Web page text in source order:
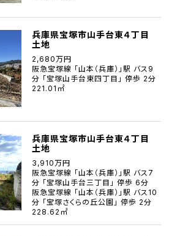
兵庫県宝塚市山手台東４丁目
土地
2,680万円
阪急宝塚線 「山本（兵庫）」駅 バス9
分 「宝塚山手台東四丁目」 停歩 2分
221.01㎡
兵庫県宝塚市山手台東４丁目
土地
3,910万円
阪急宝塚線 「山本（兵庫）」駅 バス7
分 「宝塚山手台三丁目」 停歩 6分
阪急宝塚線 「山本（兵庫）」駅 バス10
分 「宝塚さくらの丘公園」 停歩 2分
228.62㎡